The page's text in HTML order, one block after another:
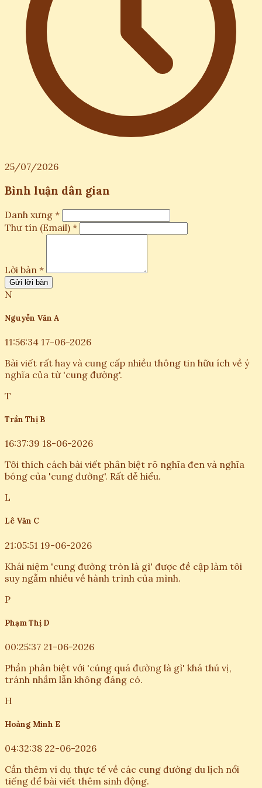
25/07/2026
Bình luận dân gian
Danh xưng *
Thư tín (Email) *
Lời bàn *
Gửi lời bàn
N
Nguyễn Văn A
11:56:34 17-06-2026
Bài viết rất hay và cung cấp nhiều thông tin hữu ích về ý
nghĩa của từ 'cung đường'.
T
Trần Thị B
16:37:39 18-06-2026
Tôi thích cách bài viết phân biệt rõ nghĩa đen và nghĩa
bóng của 'cung đường'. Rất dễ hiểu.
L
Lê Văn C
21:05:51 19-06-2026
Khái niệm 'cung đường tròn là gì' được đề cập làm tôi
suy ngẫm nhiều về hành trình của mình.
P
Phạm Thị D
00:25:37 21-06-2026
Phần phân biệt với 'cúng quá đường là gì' khá thú vị,
tránh nhầm lẫn không đáng có.
H
Hoàng Minh E
04:32:38 22-06-2026
Cần thêm ví dụ thực tế về các cung đường du lịch nổi
tiếng để bài viết thêm sinh động.